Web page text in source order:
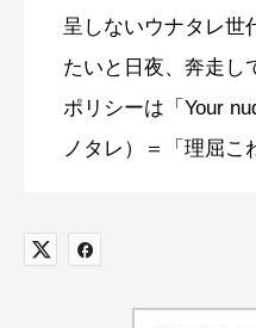
呈しないウナタレ世
たいと日夜、奔走し
ポリシーは「Your
ノタレ）＝「理屈こ